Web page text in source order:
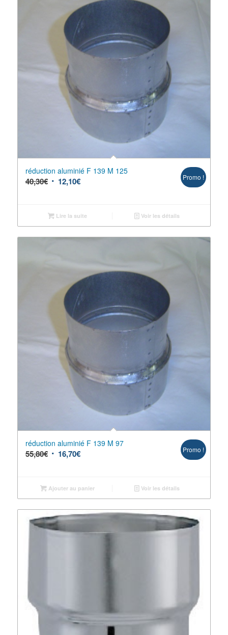
réduction aluminié F 139 M 125
40,30€ 12,10€ Promo !
Lire la suite Voir les détails
réduction aluminié F 139 M 97
55,80€ 16,70€ Promo !
Ajouter au panier Voir les détails